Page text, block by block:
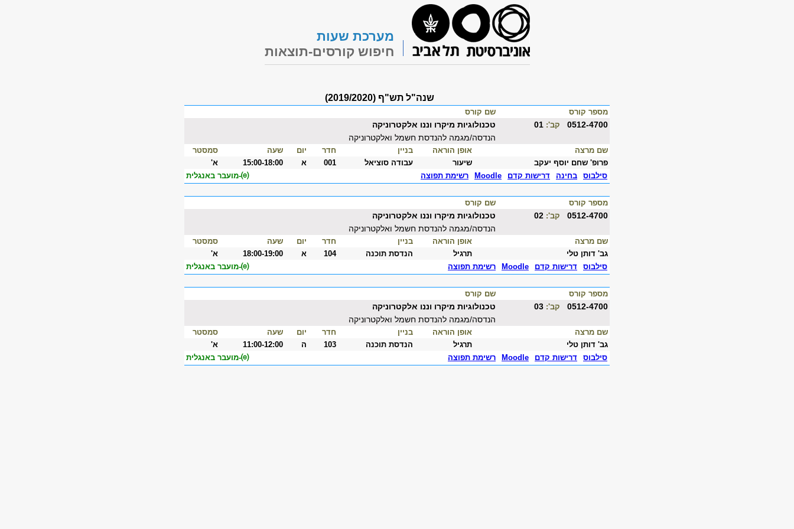
מערכת שעות
חיפוש קורסים-תוצאות
שנה"ל תש"ף (2019/2020)
מספר קורס שם קורס
0512-4700 קב':
טכנולוגיות מיקרו וננו אלקטרוניקה
הנדסה/מגמה להנדסת חשמל ואלקטרוניקה
שם מרצה אופן הוראה בניין חדר יום שעה
סמסטר
פרופ' שחם יוסף יעקב
שיעור עבודה סוציאל 001 א 15:00-18:00
א'
סילבוס
בחינה דרישות קדם Moodle רשימת תפוצה ⒠-מועבר באנגלית
מספר קורס שם קורס
0512-4700 קב':
טכנולוגיות מיקרו וננו אלקטרוניקה
הנדסה/מגמה להנדסת חשמל ואלקטרוניקה
שם מרצה אופן הוראה בניין חדר יום שעה
סמסטר
גב' דותן טלי
תרגיל הנדסת תוכנה 104 א 18:00-19:00
א'
סילבוס
דרישות קדם Moodle רשימת תפוצה ⒠-מועבר באנגלית
מספר קורס שם קורס
0512-4700 קב':
טכנולוגיות מיקרו וננו אלקטרוניקה
הנדסה/מגמה להנדסת חשמל ואלקטרוניקה
שם מרצה אופן הוראה בניין חדר יום שעה
סמסטר
גב' דותן טלי
תרגיל הנדסת תוכנה 103 ה 11:00-12:00
א'
סילבוס
דרישות קדם Moodle רשימת תפוצה ⒠-מועבר באנגלית